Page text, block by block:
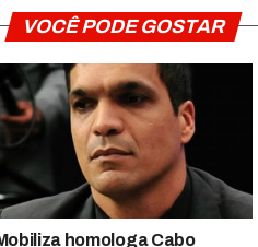
VOCÊ PODE GOSTAR
homologa Cabo